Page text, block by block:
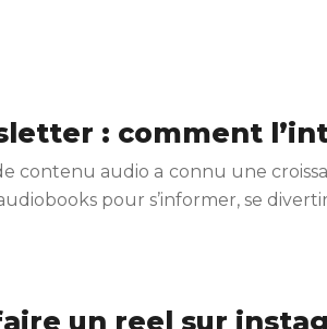
: comment
contenu audio a connu une
pour s’informer, se
un reel sur